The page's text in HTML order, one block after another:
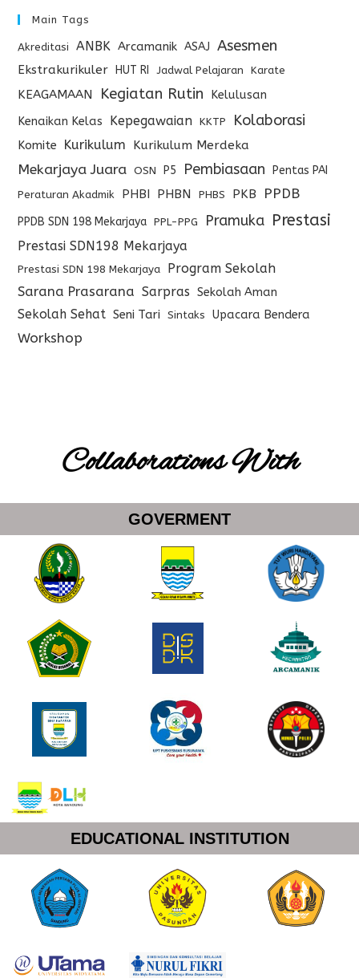
Main Tags
Akreditasi ANBK Arcamanik ASAJ Asesmen
Ekstrakurikuler HUT RI Jadwal Pelajaran Karate
KEAGAMAAN Kegiatan Rutin
Kelulusan
Kenaikan Kelas
Kepegawaian KKTP Kolaborasi
Komite Kurikulum Kurikulum Merdeka
Mekarjaya Juara OSN P5 Pembiasaan Pentas PAI
Peraturan Akadmik PHBI PHBN PHBS PKB PPDB
PPDB SDN 198 Mekarjaya PPL-PPG Pramuka Prestasi
Prestasi SDN198 Mekarjaya
Prestasi SDN 198 Mekarjaya
Program Sekolah
Sarana Prasarana Sarpras Sekolah Aman
Sekolah Sehat Seni Tari Sintaks Upacara Bendera
Workshop
Collaborations With
GOVERMENT
EDUCATIONAL INSTITUTION